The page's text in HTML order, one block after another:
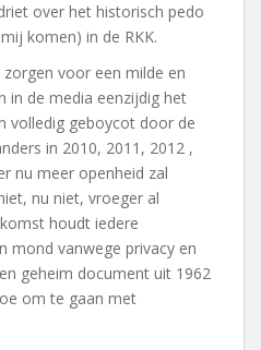
over het historisch pedo
komen) in de RKK.
voor een milde en
in de media eenzijdig het
volledig geboycot door de
in 2010, 2011, 2012 ,
nu meer openheid zal
nu niet, vroeger al
houdt iedere
mond vanwege privacy en
geheim document uit 1962
om te gaan met